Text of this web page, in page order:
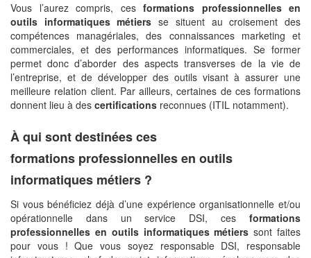
Vous l’aurez compris, ces formations professionnelles en
outils informatiques métiers se situent au croisement des
compétences managériales, des connaissances marketing et
commerciales, et des performances informatiques. Se former
permet donc d’aborder des aspects transverses de la vie de
l’entreprise, et de développer des outils visant à assurer une
meilleure relation client. Par ailleurs, certaines de ces formations
donnent lieu à des certifications reconnues (ITIL notamment).
À qui sont destinées ces
formations professionnelles en outils
informatiques métiers ?
Si vous bénéficiez déjà d’une expérience organisationnelle et/ou
opérationnelle dans un service DSI, ces formations
professionnelles en outils informatiques métiers sont faites
pour vous ! Que vous soyez responsable DSI, responsable